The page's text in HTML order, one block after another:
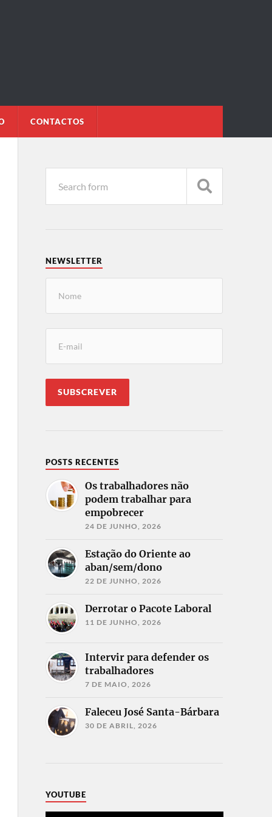
CONTACTOS
NEWSLETTER
POSTS RECENTES
Os trabalhadores não
podem trabalhar para
empobrecer
24 DE JUNHO, 2026
Estação do Oriente ao
aban/sem/dono
22 DE JUNHO, 2026
Derrotar o Pacote Laboral
11 DE JUNHO, 2026
Intervir para defender os
trabalhadores
7 DE MAIO, 2026
Faleceu José Santa-Bárbara
30 DE ABRIL, 2026
YOUTUBE